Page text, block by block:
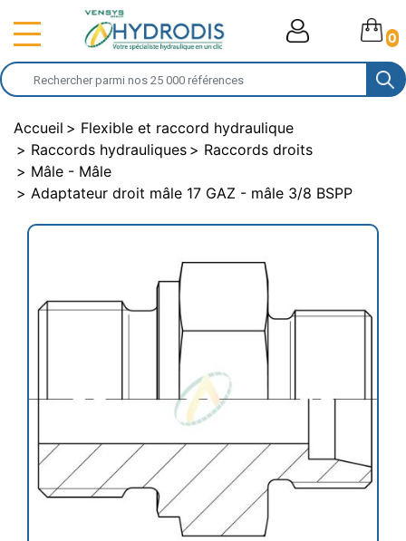
0
Accueil
Flexible et raccord hydraulique
Raccords hydrauliques
Raccords droits
Mâle - Mâle
Adaptateur droit mâle 17 GAZ - mâle 3/8 BSPP